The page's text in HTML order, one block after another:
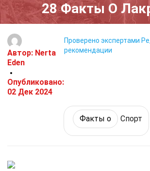
28 Факты О
Автор: Nerta
Eden
Опубликовано:
02 Дек 2024
Проверено экспертами
рекомендации
Факты о Спорт